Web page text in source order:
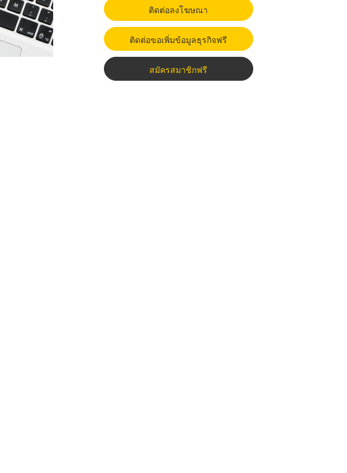
ติดต่อลงโฆษณา
ติดต่อขอเพิ่มข้อมูลธุรกิจฟรี
สมัครสมาชิกฟรี